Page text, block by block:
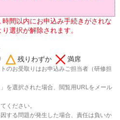
時間以内にお申込み手続きがされな
選択が解除されます。
残りわずか 満席
のお受取りはお申込みご担当者（研修担
を選択された場合、閲覧用URLをメール
ください。
する問題が発生した場合、責任は負いか